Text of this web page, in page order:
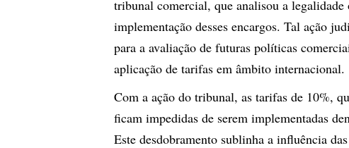
tribunal comercial, que analisou a legalidade
implementação desses encargos. Tal ação
para a avaliação de futuras políticas
aplicação de tarifas em âmbito internacional.
Com a ação do tribunal, as tarifas de 10%,
ficam impedidas de serem implementadas
Este desdobramento sublinha a influência